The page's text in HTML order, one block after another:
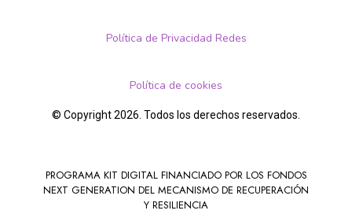
Política de Privacidad Redes
Política de cookies
© Copyright 2026. Todos los derechos reservados.
PROGRAMA KIT DIGITAL FINANCIADO POR LOS FONDOS
NEXT GENERATION DEL MECANISMO DE RECUPERACIÓN
Y RESILIENCIA